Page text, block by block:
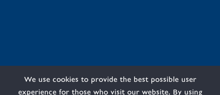
We use cookies to provide the best possible user
experience for those who visit our website. By using